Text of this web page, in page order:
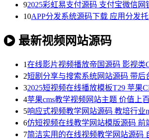
92025彩虹易支付源码 支付宝微信网
10APP分发系统源码下载 应用分发
最新视频网站源码
1在线影片视频播放帝国源码 影视类
2短剧分享与搜索系统网站源码 带后
32025短视频在线播放模板T29 苹果
4苹果cms教学视频网站主题 价值上
5响应式视频教学网站源码 教培行业
6仿短视频在线教学网站模版源码 前
7简洁实用的在线视频教学网站源码